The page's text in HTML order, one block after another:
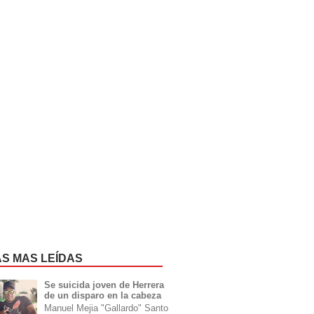
MAS LEÍDAS
Se suicida joven de Herrera
de un disparo en la cabeza
Manuel Mejia "Gallardo" Santo